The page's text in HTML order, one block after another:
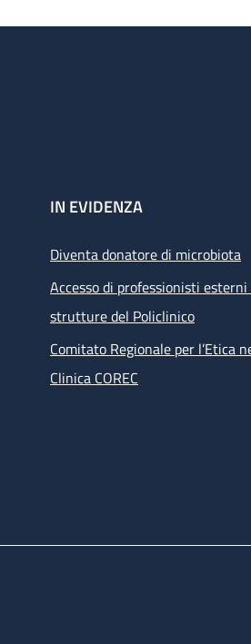
IN EVIDENZA
Diventa donatore di microbiota
Accesso di professionisti esterni
strutture del Policlinico
Comitato Regionale per l’Etica
Clinica COREC